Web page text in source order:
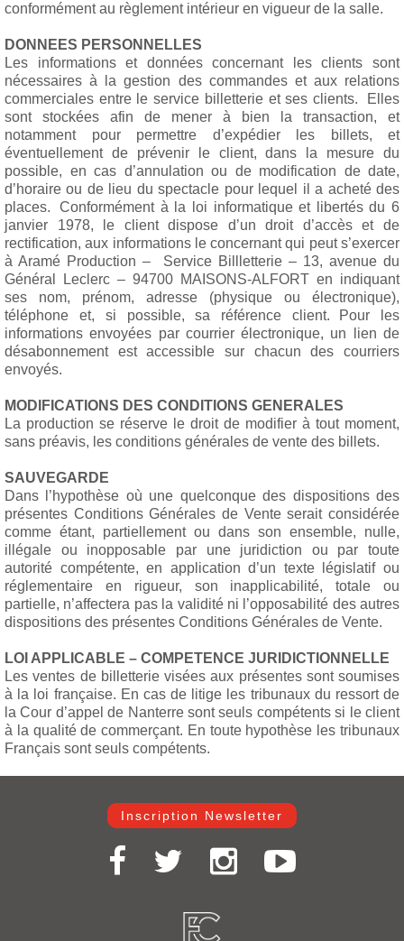
conformément au règlement intérieur en vigueur de la salle.
DONNEES PERSONNELLES
Les informations et données concernant les clients sont
nécessaires à la gestion des commandes et aux relations
commerciales entre le service billetterie et ses clients. Elles
sont stockées afin de mener à bien la transaction, et
notamment pour permettre d’expédier les billets, et
éventuellement de prévenir le client, dans la mesure du
possible, en cas d’annulation ou de modification de date,
d’horaire ou de lieu du spectacle pour lequel il a acheté des
places. Conformément à la loi informatique et libertés du 6
janvier 1978, le client dispose d’un droit d’accès et de
rectification, aux informations le concernant qui peut s’exercer
à Aramé Production – Service Billletterie – 13, avenue du
Général Leclerc – 94700 MAISONS-ALFORT en indiquant
ses nom, prénom, adresse (physique ou électronique),
téléphone et, si possible, sa référence client. Pour les
informations envoyées par courrier électronique, un lien de
désabonnement est accessible sur chacun des courriers
envoyés.
MODIFICATIONS DES CONDITIONS GENERALES
La production se réserve le droit de modifier à tout moment,
sans préavis, les conditions générales de vente des billets.
SAUVEGARDE
Dans l’hypothèse où une quelconque des dispositions des
présentes Conditions Générales de Vente serait considérée
comme étant, partiellement ou dans son ensemble, nulle,
illégale ou inopposable par une juridiction ou par toute
autorité compétente, en application d’un texte législatif ou
réglementaire en rigueur, son inapplicabilité, totale ou
partielle, n’affectera pas la validité ni l’opposabilité des autres
dispositions des présentes Conditions Générales de Vente.
LOI APPLICABLE – COMPETENCE JURIDICTIONNELLE
Les ventes de billetterie visées aux présentes sont soumises
à la loi française. En cas de litige les tribunaux du ressort de
la Cour d’appel de Nanterre sont seuls compétents si le client
à la qualité de commerçant. En toute hypothèse les tribunaux
Français sont seuls compétents.
Inscription Newsletter